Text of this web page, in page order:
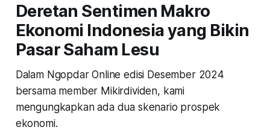
Deretan Sentimen Makro
Ekonomi Indonesia yang Bikin
Pasar Saham Lesu
Dalam Ngopdar Online edisi Desember 2024
bersama member Mikirdividen, kami
mengungkapkan ada dua skenario prospek
ekonomi.